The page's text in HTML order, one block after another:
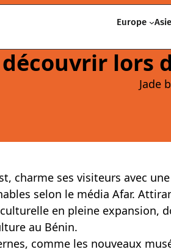
Europe Asie
lors
Jade
charme ses visiteurs avec
selon le média Afar.
en pleine expansion,
au Bénin.
comme les nouveaux